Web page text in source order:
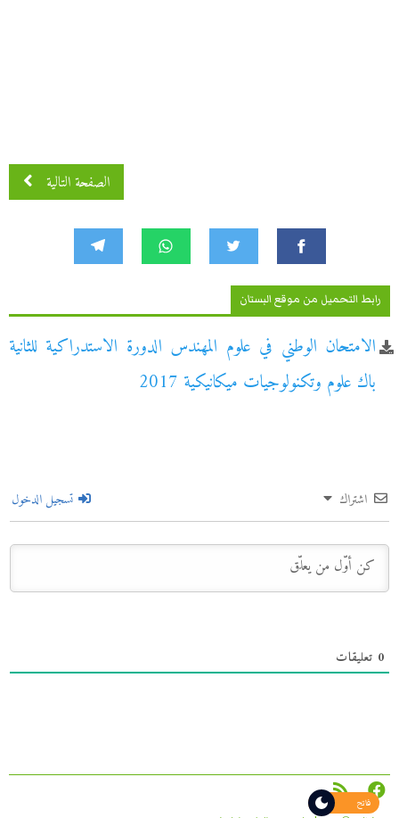
الصفحة التالية
رابط التحميل من موقع البستان
الامتحان الوطني في علوم المهندس الدورة الاستدراكية للثانية
باك علوم وتكنولوجيات ميكانيكية 2017
اشتراك تسجيل الدخول
0 تعليقات
فاتح